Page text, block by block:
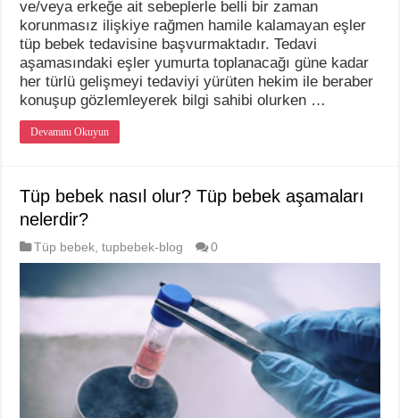
ve/veya erkeğe ait sebeplerle belli bir zaman
korunmasız ilişkiye rağmen hamile kalamayan eşler
tüp bebek tedavisine başvurmaktadır. Tedavi
aşamasındaki eşler yumurta toplanacağı güne kadar
her türlü gelişmeyi tedaviyi yürüten hekim ile beraber
konuşup gözlemleyerek bilgi sahibi olurken …
Devamını Okuyun
Tüp bebek nasıl olur? Tüp bebek aşamaları
nelerdir?
Tüp bebek,tupbebek-blog 0